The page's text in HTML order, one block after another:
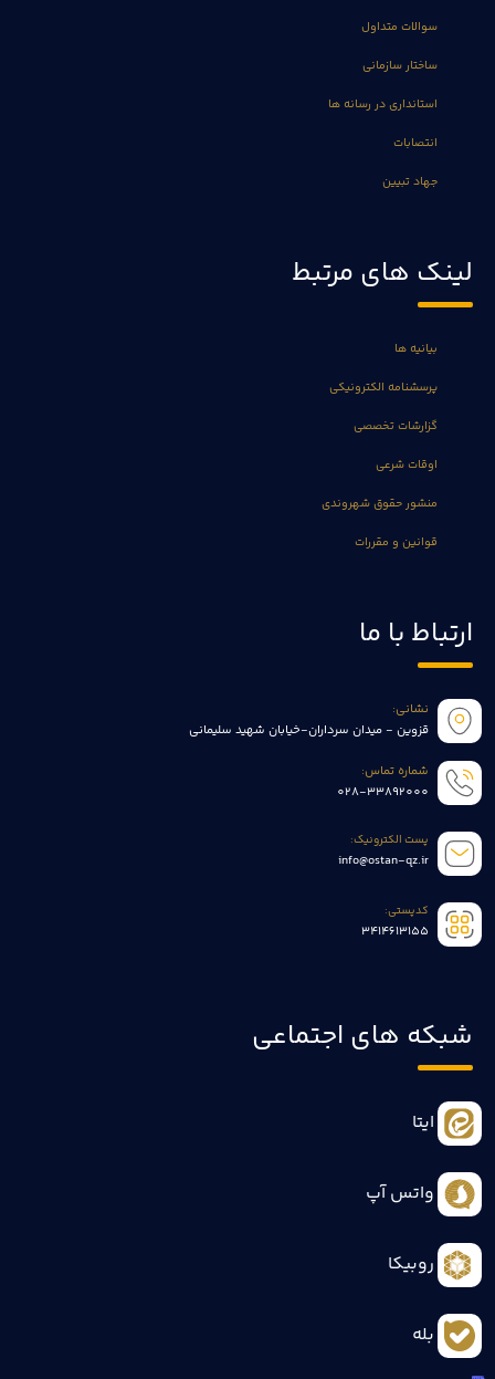
سوالات متداول
ساختار سازمانی
استانداری در رسانه ها
انتصابات
جهاد تبیین
لینک های مرتبط
بیانیه ها
پرسشنامه الکترونیکی
گزارشات تخصصی
اوقات شرعی
منشور حقوق شهروندی
قوانین و مقررات
ارتباط با ما
نشانی:
قزوین - میدان سرداران-خیابان شهید سلیمانی
شماره تماس:
028-33892000
پست الکترونیک:
info@ostan-qz.ir
کدپستی:
3414613155
شبکه های اجتماعی
ایتا
واتس آپ
روبیکا
بله